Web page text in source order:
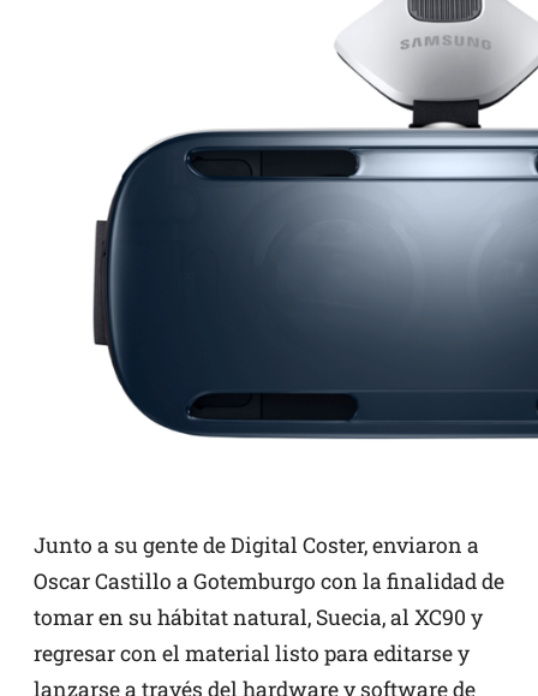
Junto a su gente de Digital Coster, enviaron a
Oscar Castillo a Gotemburgo con la finalidad de
tomar en su hábitat natural, Suecia, al XC90 y
regresar con el material listo para editarse y
lanzarse a través del hardware y software de